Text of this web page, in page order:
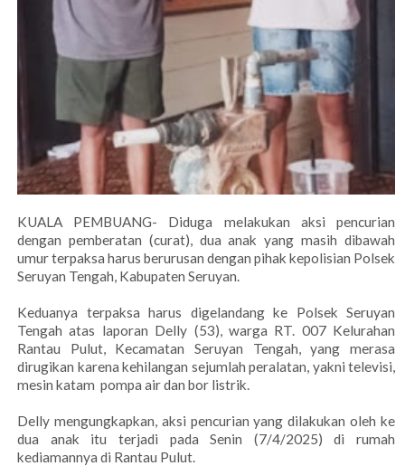
KUALA PEMBUANG- Diduga melakukan aksi pencurian
dengan pemberatan (curat), dua anak yang masih dibawah
umur terpaksa harus berurusan dengan pihak kepolisian Polsek
Seruyan Tengah, Kabupaten Seruyan.
Keduanya terpaksa harus digelandang ke Polsek Seruyan
Tengah atas laporan Delly (53), warga RT. 007 Kelurahan
Rantau Pulut, Kecamatan Seruyan Tengah, yang merasa
dirugikan karena kehilangan sejumlah peralatan, yakni televisi,
mesin katam pompa air dan bor listrik.
Delly mengungkapkan, aksi pencurian yang dilakukan oleh ke
dua anak itu terjadi pada Senin (7/4/2025) di rumah
kediamannya di Rantau Pulut.